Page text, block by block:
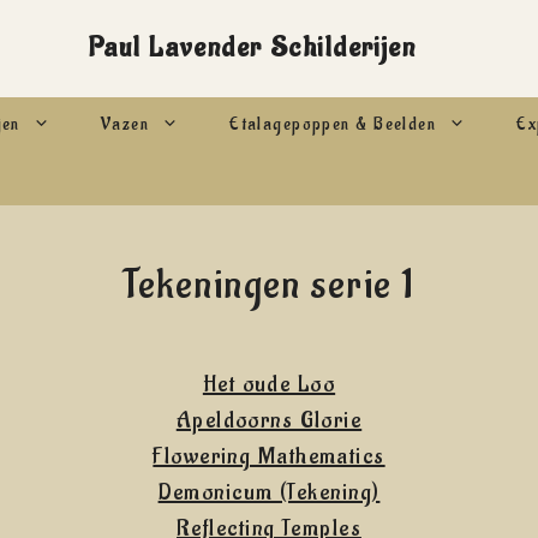
Paul Lavender Schilderijen
Vazen Etalagepoppen & Beelden
Tekeningen serie 1
Het oude Loo
Apeldoorns Glorie
Flowering Mathematics
Demonicum (Tekening)
Reflecting Temples